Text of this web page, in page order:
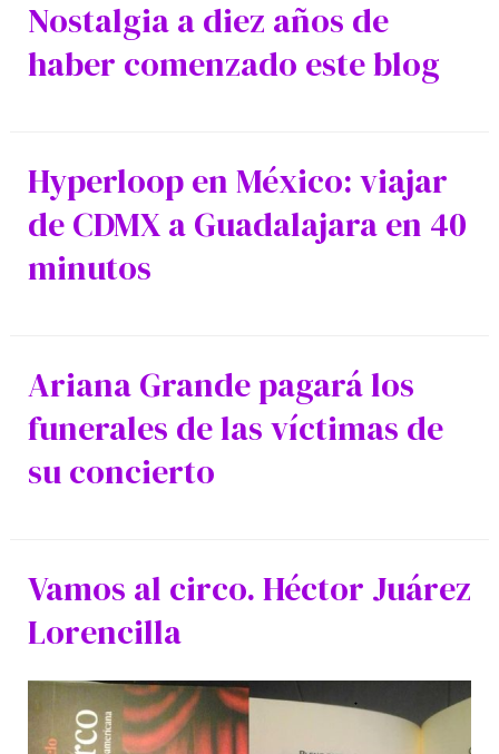
mexicana:
Fake
Nostalgia a diez años de
haber comenzado este blog
Hyperloop en México: viajar
de CDMX a Guadalajara en 40
minutos
Ariana Grande pagará los
funerales de las víctimas de
su concierto
Vamos al circo. Héctor Juárez
Lorencilla